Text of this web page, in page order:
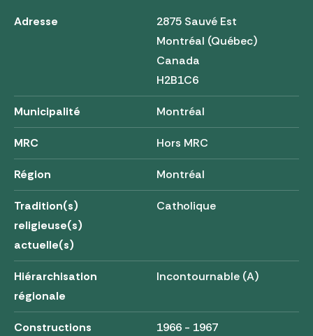
Adresse
2875 Sauvé Est
Montréal (Québec)
Canada
H2B1C6
Municipalité Montréal
MRC Hors MRC
Région Montréal
Tradition(s)
religieuse(s)
actuelle(s)
Catholique
Hiérarchisation
régionale
Incontournable (A)
Constructions 1966 - 1967